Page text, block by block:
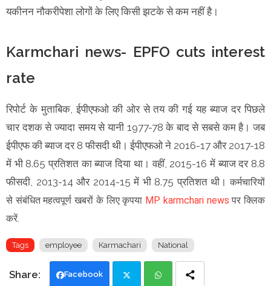
यकीनन नौकरीपेशा लोगों के लिए किसी झटके से कम नहीं है।
Karmchari news- EPFO cuts interest
rate
रिपोर्ट के मुताबिक, ईपीएफओ की ओर से तय की गई यह ब्याज दर पिछले
चार दशक से ज्यादा समय से यानी 1977-78 के बाद से सबसे कम है। जब
ईपीएफ की ब्याज दर 8 फीसदी थी। ईपीएफओ ने 2016-17 और 2017-18
में भी 8.65 प्रतिशत का ब्याज दिया था। वहीं, 2015-16 में ब्याज दर 8.8
फीसदी, 2013-14 और 2014-15 में भी 8.75 प्रतिशत थी। कर्मचारियों
से संबंधित महत्वपूर्ण खबरों के लिए कृपया MP karmchari news पर क्लिक
करें.
Tags employee Karmachari National
Facebook